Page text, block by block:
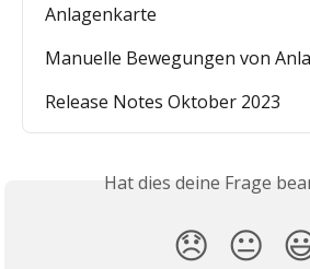
Anlagenkarte
Manuelle Bewegungen von
Release Notes Oktober 2023
Hat dies deine Frage
😞 😐